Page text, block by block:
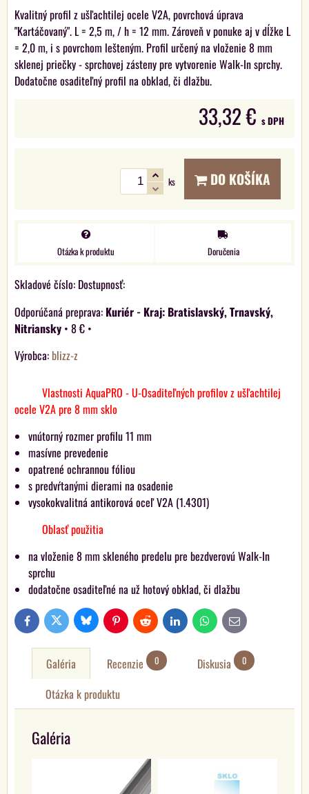
Kvalitný profil z ušľachtilej ocele V2A, povrchová úprava
"Kartáčovaný". L = 2,5 m, / h = 12 mm. Zároveň v ponuke aj v dĺžke L
= 2,0 m, i s povrchom lešteným. Profil určený na vloženie 8 mm
sklenej priečky - sprchovej zásteny pre vytvorenie Walk-In sprchy.
Dodatočne osaditeľný profil na obklad, či dlažbu.
33,32 € s DPH
ks DO KOŠÍKA
Otázka k produktu Doručenia
Skladové číslo: Dostupnosť:
Kuriér - Kraj: Bratislavský, Trnavský,
Nitriansky • 8 € •
Výrobca: blizz-z
Vlastnosti AquaPRO - U-Osaditeľných profilov z ušľachtilej
ocele V2A pre 8 mm sklo
vnútorný rozmer profilu 11 mm
masívne prevedenie
opatrené ochrannou fóliou
s predvŕtanými dierami na osadenie
vysokokvalitná antikorová oceľ V2A (1.4301)
Oblasť použitia
na vloženie 8 mm skleného predelu pre bezdverovú Walk-In
sprchu
dodatočne osaditeľné na už hotový obklad, či dlažbu
FacebookTwitter Bluesky PinterestReddit LinkedIn WhatsAppE-
mail
Galéria Recenzie 0 Diskusia 0
Otázka k produktu
Galéria